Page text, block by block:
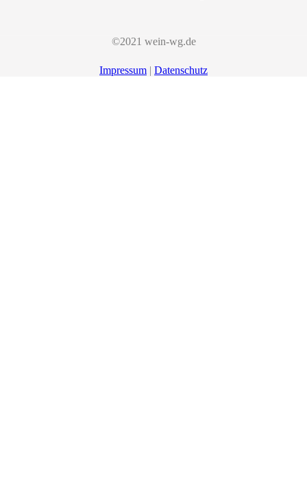
©2021 wein-wg.de
Impressum | Datenschutz